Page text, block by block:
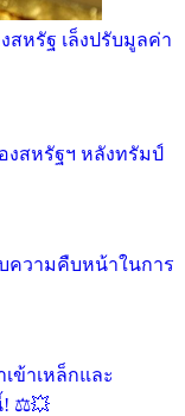
สหรัฐ เล็งปรับมูลค่า
สหรัฐฯ หลังทรัมป์
วามคืบหน้าในการ
ข้าเหล็กและ
! ⚖️💥